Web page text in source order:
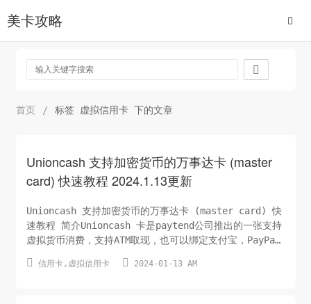
美卡攻略

首页 / 标签 虚拟信用卡 下的文章
Unioncash 支持加密货币的万事达卡 (master
card) 快速教程 2024.1.13更新
Unioncash 支持加密货币的万事达卡 (master card) 快
速教程 简介Unioncash 卡是paytend公司推出的一张支持
虚拟货币消费，支持ATM取现，也可以绑定支付宝，PayPal
创办的一家银行！其可申请虚拟信用卡和实体卡！
 信用卡, 虚拟信用卡  2024-01-13 AM